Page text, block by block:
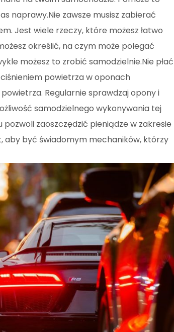
naprawy.Nie zawsze musisz zabierać
Jest wiele rzeczy, które możesz łatwo
określić, na czym może polegać
możesz to zrobić samodzielnie.Nie płać
powietrza w oponach
Regularnie sprawdzaj opony i
samodzielnego wykonywania tej
zaoszczędzić pieniądze w zakresie
aby być świadomym mechaników, którzy